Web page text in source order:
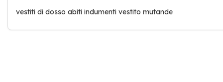
vestiti di dosso abiti indumenti vestito mutande